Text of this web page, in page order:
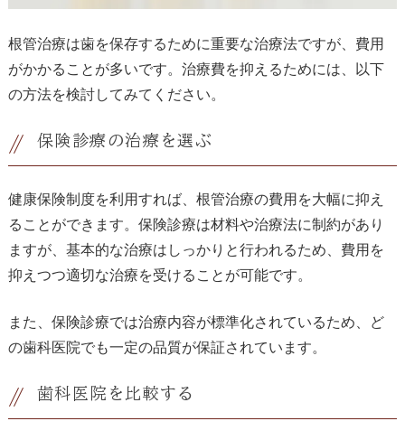
根管治療は歯を保存するために重要な治療法ですが、費用
がかかることが多いです。治療費を抑えるためには、以下
の方法を検討してみてください。
保険診療の治療を選ぶ
健康保険制度を利用すれば、根管治療の費用を大幅に抑え
ることができます。保険診療は材料や治療法に制約があり
ますが、基本的な治療はしっかりと行われるため、費用を
抑えつつ適切な治療を受けることが可能です。
また、保険診療では治療内容が標準化されているため、ど
の歯科医院でも一定の品質が保証されています。
歯科医院を比較する